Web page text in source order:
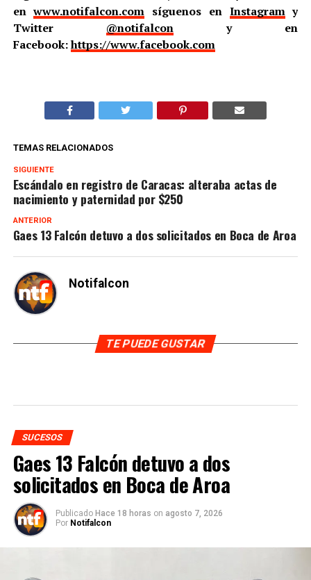
enwww.notifalcon.com síguenos en Instagramy
Twitter @notifalcony en
Facebook:https://www.facebook.com
TEMAS RELACIONADOS
SIGUIENTE
Escándalo en registro de Caracas: alteraba actas de
nacimiento y paternidad por $250
ANTERIOR
Gaes 13 Falcón detuvo a dos solicitados en Boca de Aroa
Notifalcon
TE PUEDE GUSTAR
SUCESOS
Gaes 13 Falcón detuvo a dos
solicitados en Boca de Aroa
Publicado Hace 18 horas on agosto 7, 2026
Por Notifalcon